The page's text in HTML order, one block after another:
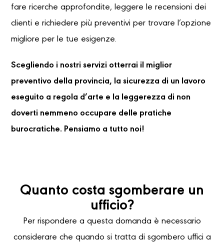
fare ricerche approfondite, leggere le recensioni dei
clienti e richiedere più preventivi per trovare l’opzione
migliore per le tue esigenze.
Scegliendo i nostri servizi otterrai il miglior
preventivo della provincia, la sicurezza di un lavoro
eseguito a regola d’arte e la leggerezza di non
doverti nemmeno occupare delle pratiche
burocratiche. Pensiamo a tutto noi!
Quanto costa sgomberare un
ufficio?
Per rispondere a questa domanda è necessario
considerare che quando si tratta di sgombero uffici a